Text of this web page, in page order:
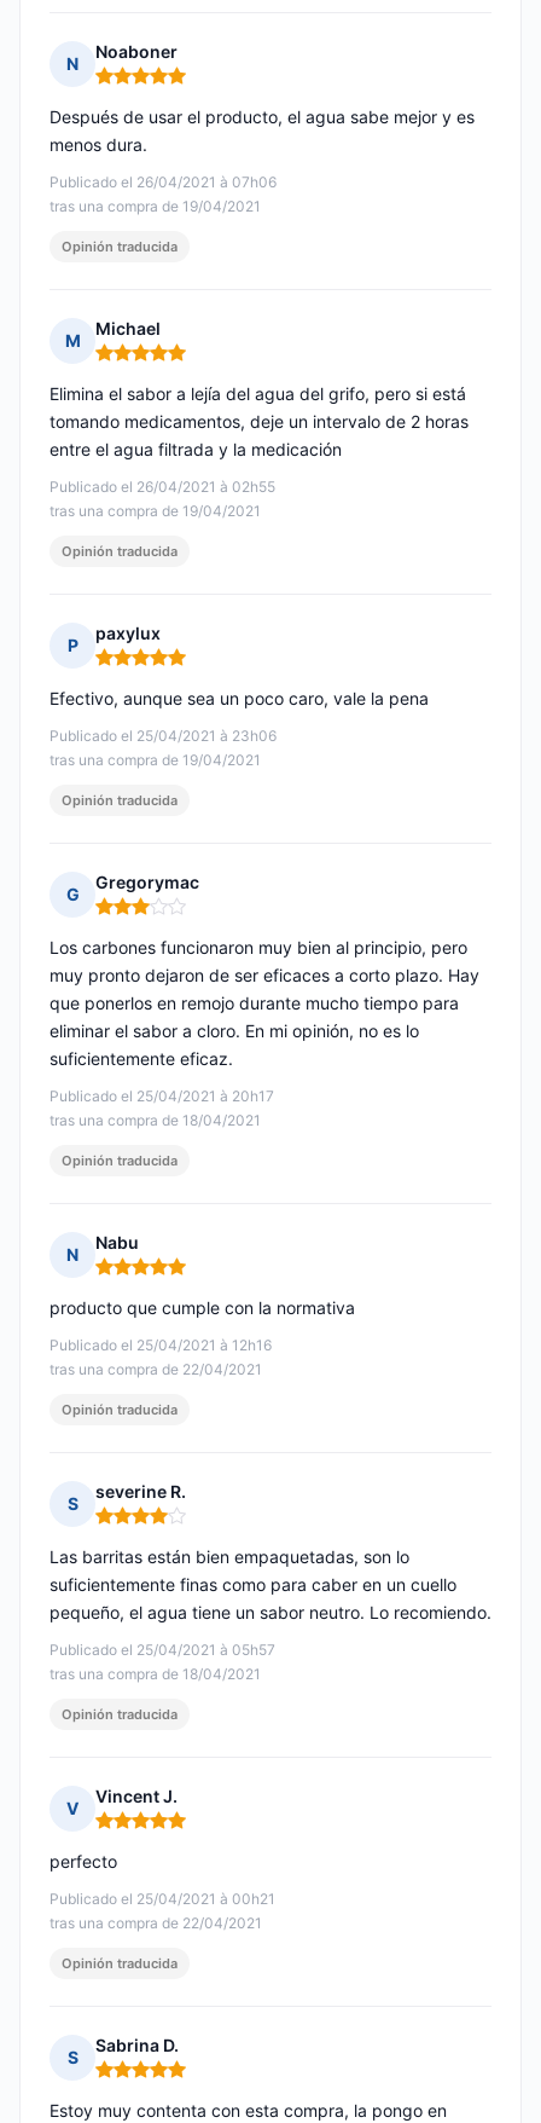
N
Noaboner
Nota: 5 de 5
Publicado el 26/04/2021 à 07h06
tras una compra de 19/04/2021
Después de usar el producto, el agua sabe mejor y es
menos dura.
Opinión traducida
M
Michael
Nota: 5 de 5
Publicado el 26/04/2021 à 02h55
tras una compra de 19/04/2021
Elimina el sabor a lejía del agua del grifo, pero si está
tomando medicamentos, deje un intervalo de 2 horas
entre el agua filtrada y la medicación
Opinión traducida
P
paxylux
Nota: 5 de 5
Publicado el 25/04/2021 à 23h06
tras una compra de 19/04/2021
Efectivo, aunque sea un poco caro, vale la pena
Opinión traducida
G
Gregorymac
Nota: 3 de 5
Publicado el 25/04/2021 à 20h17
tras una compra de 18/04/2021
Los carbones funcionaron muy bien al principio, pero
muy pronto dejaron de ser eficaces a corto plazo. Hay
que ponerlos en remojo durante mucho tiempo para
eliminar el sabor a cloro. En mi opinión, no es lo
suficientemente eficaz.
Opinión traducida
N
Nabu
Nota: 5 de 5
Publicado el 25/04/2021 à 12h16
tras una compra de 22/04/2021
producto que cumple con la normativa
Opinión traducida
S
severine R.
Nota: 4 de 5
Publicado el 25/04/2021 à 05h57
tras una compra de 18/04/2021
Las barritas están bien empaquetadas, son lo
suficientemente finas como para caber en un cuello
pequeño, el agua tiene un sabor neutro. Lo recomiendo.
Opinión traducida
V
Vincent J.
Nota: 5 de 5
Publicado el 25/04/2021 à 00h21
tras una compra de 22/04/2021
perfecto
Opinión traducida
S
Sabrina D.
Nota: 5 de 5
Estoy muy contenta con esta compra, la pongo en